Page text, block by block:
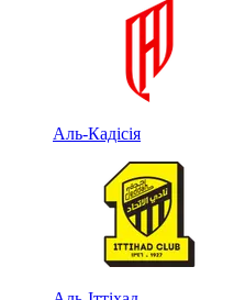
Аль-Кадісія